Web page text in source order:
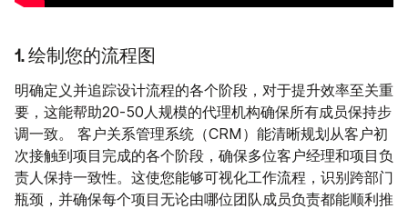
1. 绘制您的流程图
明确定义并追踪设计流程的各个阶段，对于提升效率至关重
要，这能帮助20-50人规模的代理机构确保所有成员保持步
调一致。 客户关系管理系统（CRM）能清晰规划从客户初
次接触到项目完成的各个阶段，确保多位客户经理和项目负
责人保持一致性。这使您能够可视化工作流程，识别跨部门
瓶颈，并确保每个项目无论由哪位团队成员负责都能顺利推